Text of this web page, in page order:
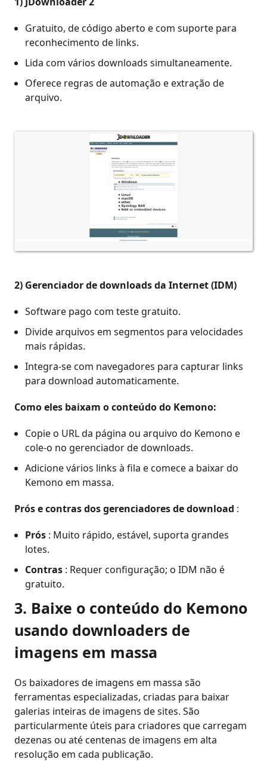
Gratuito, de código aberto e com suporte para
reconhecimento de links.
Lida com vários downloads simultaneamente.
Oferece regras de automação e extração de
arquivo.
2) Gerenciador de downloads da Internet (IDM)
Software pago com teste gratuito.
Divide arquivos em segmentos para velocidades
mais rápidas.
Integra-se com navegadores para capturar links
para download automaticamente.
Como eles baixam o conteúdo do Kemono:
Copie o URL da página ou arquivo do Kemono e
cole-o no gerenciador de downloads.
Adicione vários links à fila e comece a baixar do
Kemono em massa.
Prós e contras dos gerenciadores de download :
Prós : Muito rápido, estável, suporta grandes
lotes.
Contras : Requer configuração; o IDM não é
gratuito.
3. Baixe o conteúdo do Kemono
usando downloaders de
imagens em massa
Os baixadores de imagens em massa são
ferramentas especializadas, criadas para baixar
galerias inteiras de imagens de sites. São
particularmente úteis para criadores que carregam
dezenas ou até centenas de imagens em alta
resolução em cada publicação.